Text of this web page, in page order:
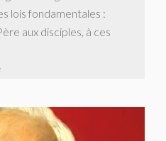
lois fondamentales :
aux disciples, à ces